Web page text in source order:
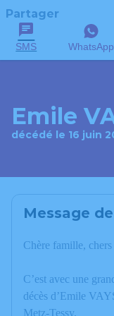
Partager
SMS WhatsApp
Emile
décédé le 16 juin
Message
Chère famille, chers
C’est avec une
décès d’Emile
Metz-Tessy.